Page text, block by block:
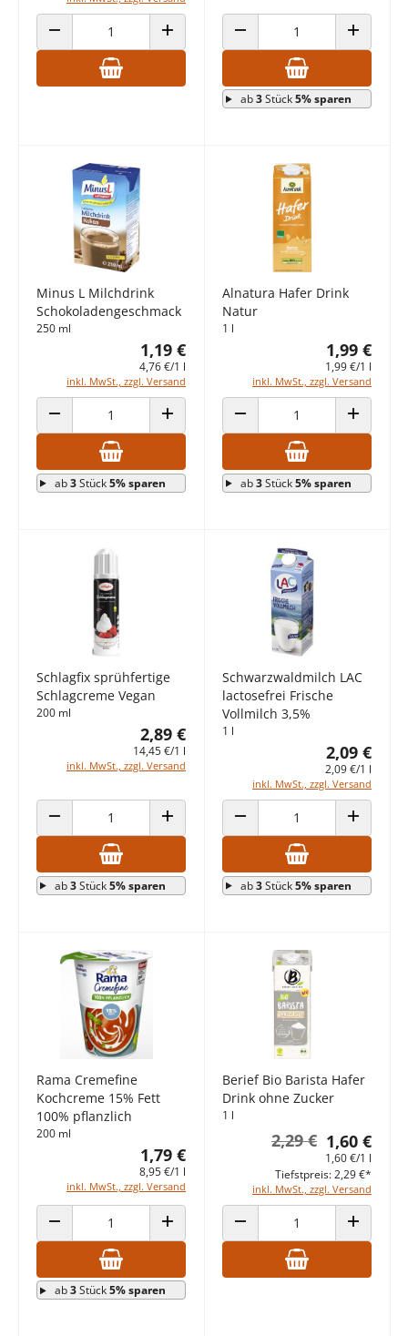
ANZAHL VERRINGERN ANZAHL ERHÖHENANZAHL VERRINGERN ANZAHL
ab3Stück5% sparen
Minus L Milchdrink
Schokoladengeschmack
250 ml
1,19 €
4,76 €/1 l
inkl. MwSt., zzgl. Versand
ANZAHL VERRINGERN ANZAHL ERHÖHEN
ab3Stück5% sparen
Alnatura Hafer Drink
Natur
1 l
1,99 €
1,99 €/1 l
inkl. MwSt., zzgl. Versand
ANZAHL VERRINGERN ANZAHL
ab3Stück5% sparen
Schlagfix sprühfertige
Schlagcreme Vegan
200 ml
2,89 €
14,45 €/1 l
inkl. MwSt., zzgl. Versand
ANZAHL VERRINGERN ANZAHL ERHÖHEN
ab3Stück5% sparen
Schwarzwaldmilch LAC
lactosefrei Frische
Vollmilch 3,5%
1 l
2,09 €
2,09 €/1 l
inkl. MwSt., zzgl. Versand
ANZAHL VERRINGERN ANZAHL
ab3Stück5% sparen
Rama Cremefine
Kochcreme 15% Fett
100% pflanzlich
200 ml
1,79 €
8,95 €/1 l
inkl. MwSt., zzgl. Versand
ANZAHL VERRINGERN ANZAHL ERHÖHEN
ab3Stück5% sparen
Berief Bio Barista Hafer
Drink ohne Zucker
1 l
1,60 €
2,29 €
1,60 €/1 l
inkl. MwSt., zzgl. Versand
Tiefstpreis: 2,29 €*
ANZAHL VERRINGERN ANZAHL